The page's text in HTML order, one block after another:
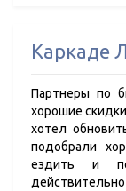
Каркаде
Партнеры по
хорошие
хотел
подобрали
ездить и по